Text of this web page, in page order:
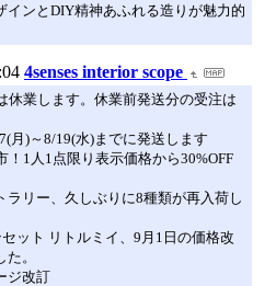
インとDIY精神あふれる造りが魅力的
4senses interior scope
休業します。休業前発送分の受注は
月)～8/19(水)までに発送します
！1人1点限り表示価格から30%OFF
ラリー、久しぶりに8種類が再入荷し
ット リトルミイ、9月1日の価格改
。
ジ改訂